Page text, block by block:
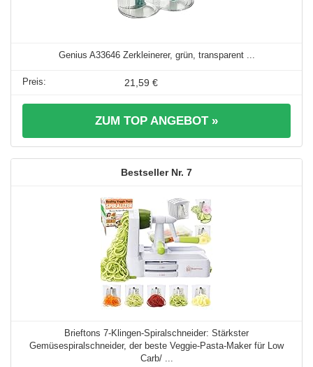
Genius A33646 Zerkleinerer, grün, transparent ...
21,59 €
ZUM TOP ANGEBOT »
7
Brieftons 7-Klingen-Spiralschneider: Stärkster
Gemüsespiralschneider, der beste Veggie-Pasta-Maker für Low
Carb/ ...